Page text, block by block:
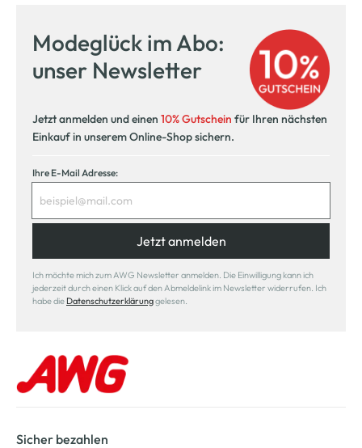
Modeglück im Abo:
unser Newsletter
Jetzt anmelden und einen 10% Gutschein für Ihren nächsten
Einkauf in unserem Online-Shop sichern.
Ihre E-Mail Adresse:
Jetzt anmelden
Ich möchte mich zum AWG Newsletter anmelden. Die Einwilligung kann ich
jederzeit durch einen Klick auf den Abmeldelink im Newsletter widerrufen. Ich
habe die Datenschutzerklärunggelesen.
Sicher bezahlen